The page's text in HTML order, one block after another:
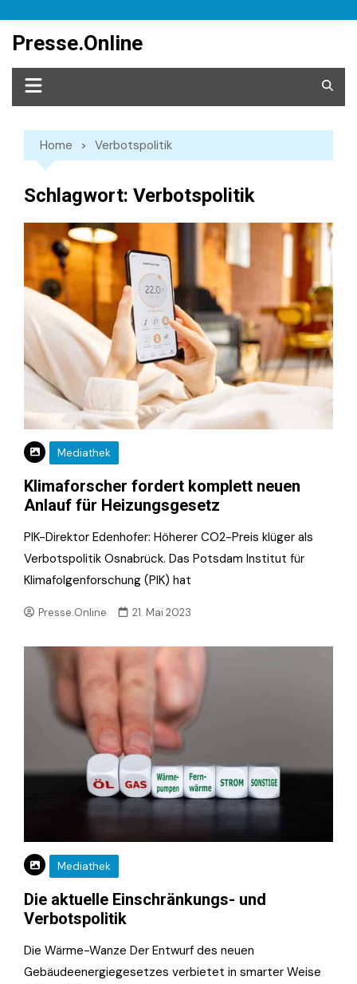
content
Presse.Online
Home Verbotspolitik
Schlagwort: Verbotspolitik
Mediathek
Klimaforscher fordert komplett neuen
Anlauf für Heizungsgesetz
PIK-Direktor Edenhofer: Höherer CO2-Preis klüger als
Verbotspolitik Osnabrück. Das Potsdam Institut für
Klimafolgenforschung (PIK) hat
Presse.Online 21. Mai 2023
Mediathek
Die aktuelle Einschränkungs- und
Verbotspolitik
Die Wärme-Wanze Der Entwurf des neuen
Gebäudeenergiegesetzes verbietet in smarter Weise